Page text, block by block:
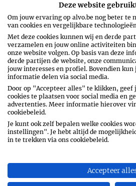
AGUACHILE
Eenvoudig
Deze website
Om jouw ervaring op alvo.be nog beter te
van cookies en vergelijkbare
Met deze cookies kunnen wij en derde
verzamelen en jouw online activiteiten
onze website volgen. Op basis van deze
derde partijen de website, onze
jouw interesses en profiel. Bovendien kun
informatie delen via social media.
Door op "Accepteer alles" te klikken, geef
cookies te plaatsen voor social media en
advertenties. Meer informatie hierover
cookiebeleid.
Je kunt ook zelf bepalen welke cookies
instellingen". Je hebt altijd de
in te trekken via ons cookiebeleid.
Accepteer